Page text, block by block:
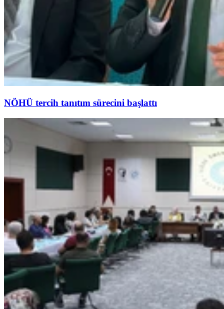
NÖHÜ tercih tanıtım sürecini başlattı